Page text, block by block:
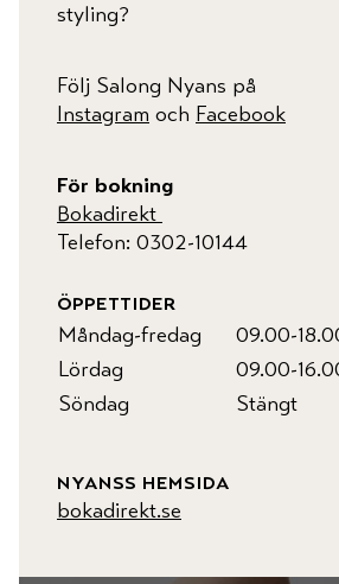
styling?
Följ Salong Nyans på
Instagram och Facebook
För bokning
Bokadirekt
Telefon: 0302-10144
öppettider
Måndag-fredag
09.00-
Lördag
09.00-
Söndag
Stängt
nyanss hemsida
bokadirekt.se